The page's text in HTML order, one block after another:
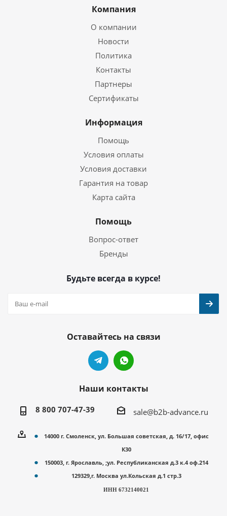
Компания
О компании
Новости
Политика
Контакты
Партнеры
Сертификаты
Информация
Помощь
Условия оплаты
Условия доставки
Гарантия на товар
Карта сайта
Помощь
Вопрос-ответ
Бренды
Будьте всегда в курсе!
Оставайтесь на связи
Наши контакты
8 800 707-47-39 sale@b2b-advance.ru
14000 г. Смоленск, ул. Большая советская, д. 16/17, офис
К30
150003, г. Ярославль, ;ул. Республиканская д.3 к.4 оф.214
129329,г. Москва ул.Кольская д.1 стр.3
ИНН 6732140021